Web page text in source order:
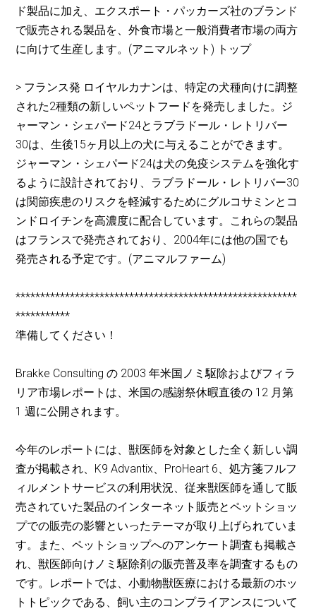
ド製品に加え、エクスポート・パッカーズ社のブランド
で販売される製品を、外食市場と一般消費者市場の両方
に向けて生産します。(アニマルネット) トップ
> フランス発 ロイヤルカナンは、特定の犬種向けに調整
された2種類の新しいペットフードを発売しました。ジ
ャーマン・シェパード24とラブラドール・レトリバー
30は、生後15ヶ月以上の犬に与えることができます。
ジャーマン・シェパード24は犬の免疫システムを強化す
るように設計されており、ラブラドール・レトリバー30
は関節疾患のリスクを軽減するためにグルコサミンとコ
ンドロイチンを高濃度に配合しています。これらの製品
はフランスで発売されており、2004年には他の国でも
発売される予定です。(アニマルファーム)
*********************************************************
***********
準備してください！
Brakke Consulting の 2003 年米国ノミ駆除およびフィラ
リア市場レポートは、米国の感謝祭休暇直後の 12 月第
1 週に公開されます。
今年のレポートには、獣医師を対象とした全く新しい調
査が掲載され、K9 Advantix、ProHeart 6、処方箋フルフ
ィルメントサービスの利用状況、従来獣医師を通して販
売されていた製品のインターネット販売とペットショッ
プでの販売の影響といったテーマが取り上げられていま
す。また、ペットショップへのアンケート調査も掲載さ
れ、獣医師向けノミ駆除剤の販売普及率を調査するもの
です。レポートでは、小動物獣医療における最新のホッ
トトピックである、飼い主のコンプライアンスについて